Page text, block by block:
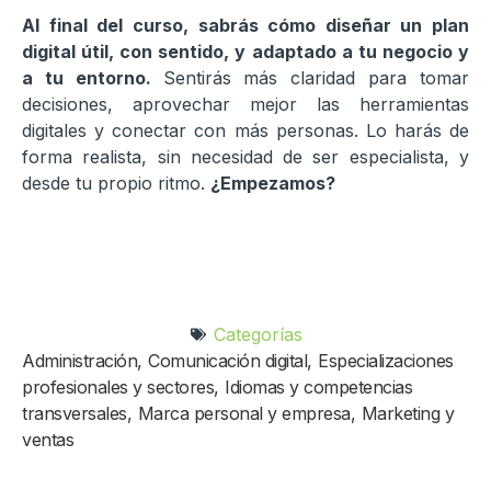
Al final del curso, sabrás cómo diseñar un plan
digital útil, con sentido, y adaptado a tu negocio y
a tu entorno. Sentirás más claridad para tomar
decisiones, aprovechar mejor las herramientas
digitales y conectar con más personas. Lo harás de
forma realista, sin necesidad de ser especialista, y
desde tu propio ritmo. ¿Empezamos?
Categorías
Administración, Comunicación digital, Especializaciones
profesionales y sectores, Idiomas y competencias
transversales, Marca personal y empresa, Marketing y
ventas